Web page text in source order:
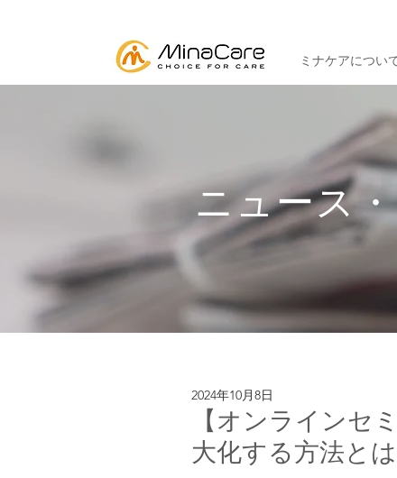
ミナケアについ
ニュース
【オンラインセ
大化する方法とは
2024年10月8日